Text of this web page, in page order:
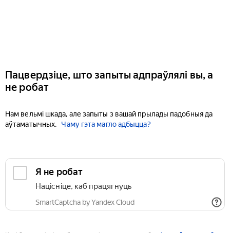
Пацвердзіце, што запыты адпраўлялі вы, а
не робат
Нам вельмі шкада, але запыты з вашай прылады падобныя да
аўтаматычных.
Чаму гэта магло адбыцца?
Я не робат
Націсніце, каб працягнуць
SmartCaptcha by Yandex Cloud